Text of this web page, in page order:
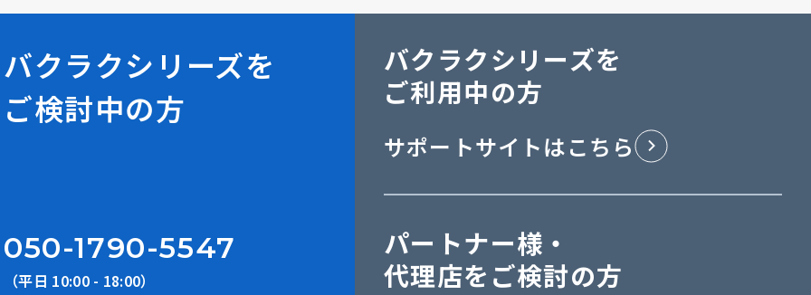
バクラクシリーズを
ご検討中の方
050-1790-5547
（平日 10:00 - 18:00）
バクラクシリーズを
ご利用中の方
サポートサイトはこちら
パートナー様・
代理店をご検討の方